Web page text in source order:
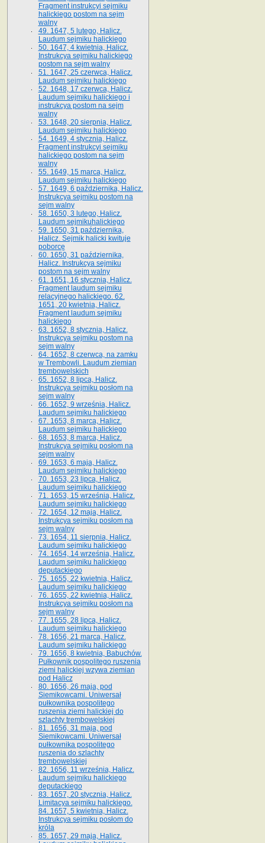
Fragment instrukcyi sejmiku
halickiego postom na sejm
walny
49. 1647, 5 lutego, Halicz.
Laudum sejmiku halickiego
50. 1647, 4 kwietnia, Halicz.
Instrukcya sejmiku halickiego
postom na sejm walny
51. 1647, 25 czerwca, Halicz.
Laudum sejmiku halickiego
52. 1648, 17 czerwca, Halicz.
Laudum sejmiku halickiego i
instrukcya postom na sejm
walny
53. 1648, 20 sierpnia, Halicz.
Laudum sejmiku halickiego
54. 1649, 4 stycznia, Halicz.
Fragment instrukcyi sejmiku
halickiego postom na sejm
walny
55. 1649, 15 marca, Halicz.
Laudum sejmiku halickiego
57. 1649, 6 października, Halicz.
Instrukcya sejmiku postom na
sejm walny
58. 1650, 3 lutego, Halicz.
Laudum sejmikuhalickiego
59. 1650, 31 października,
Halicz. Sejmik halicki kwituje
poborcę
60. 1650, 31 października,
Halicz. Instrukcya sejmiku
postom na sejm walny
61. 1651, 16 stycznia, Halicz.
Fragment laudum sejmiku
relacyjnego halickiego. 62.
1651, 20 kwietnia, Halicz.
Fragment laudum sejmiku
halickiego
63. 1652, 8 stycznia, Halicz.
Instrukcya sejmiku postom na
sejm walny
64. 1652, 8 czerwca, na zamku
w Trembowli. Laudum ziemian
trembowelskich
65. 1652, 8 lipca, Halicz.
Instrukcya sejmiku posłom na
sejm walny
66. 1652, 9 września, Halicz.
Laudum sejmiku halickiego
67. 1653, 8 marca, Halicz.
Laudum sejmiku halickiego
68. 1653, 8 marca, Halicz.
Instrukcya sejmiku posłom na
sejm walny
69. 1653, 6 maja, Halicz.
Laudum sejmiku halickiego
70. 1653, 23 lipca, Halicz.
Laudum sejmiku halickiego
71. 1653, 15 września, Halicz.
Laudum sejmiku halickiego
72. 1654, 12 maja, Halicz.
Instrukcya sejmiku posłom na
sejm walny
73. 1654, 11 sierpnia, Halicz.
Laudum sejmiku halickiego
74. 1654, 14 września, Halicz.
Laudum sejmiku halickiego
deputackiego
75. 1655, 22 kwietnia, Halicz.
Laudum sejmiku halickiego
76. 1655, 22 kwietnia, Halicz.
Instrukcya sejmiku posłom na
sejm walny
77. 1655, 28 lipca, Halicz.
Laudum sejmiku halickiego
78. 1656, 21 marca, Halicz.
Laudum sejmiku halickiego
79. 1656, 8 kwietnia, Babuchów.
Pułkownik pospolitego ruszenia
ziemi halickiej wzywa ziemian
pod Halicz
80. 1656, 26 maja, pod
Siemikowcami. Uniwersał
pułkownika pospolitego
ruszenia ziemi halickiej do
szlachty trembowelskiej
81. 1656, 31 maja, pod
Siemikowcami. Uniwersał
pułkownika pospolitego
ruszenia do szlachty
trembowelskiej
82. 1656, 11 września, Halicz.
Laudum sejmiku halickiego
deputackiego
83. 1657, 20 stycznia, Halicz.
Limitacya sejmiku halickiego.
84. 1657, 5 kwietnia, Halicz.
Instrukcya sejmiku posłom do
króla
85. 1657, 29 maja, Halicz.